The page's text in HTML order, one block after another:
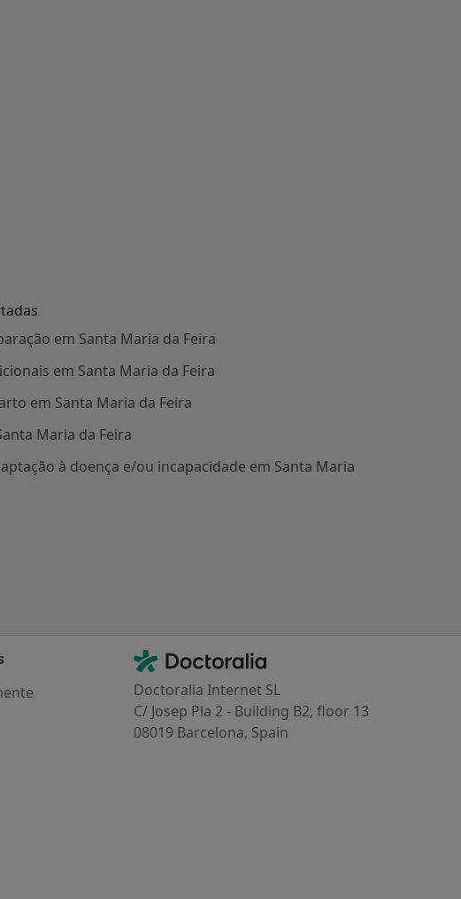
em Santa Maria da Feira
em Santa Maria da Feira
em Santa Maria da Feira
Maria da Feira
à doença e/ou incapacidade em Santa Maria
Contacto
Doctoralia - Homepage
Doctoralia Internet SL
C/ Josep Pla 2 - Building B2, floor 13
08019 Barcelona, Spain